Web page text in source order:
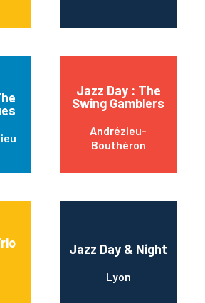
Jazz Day : The
Swing Gamblers
Andrézieu-
Bouthéron
Jazz Day & Night
Lyon